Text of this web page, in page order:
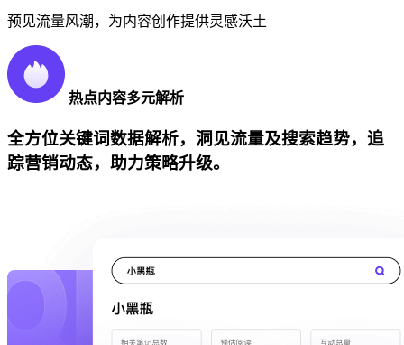
预见流量风潮，为内容创作提供灵感沃土
热点内容多元解析
全方位关键词数据解析，洞见流量及搜索趋势，追
踪营销动态，助力策略升级。